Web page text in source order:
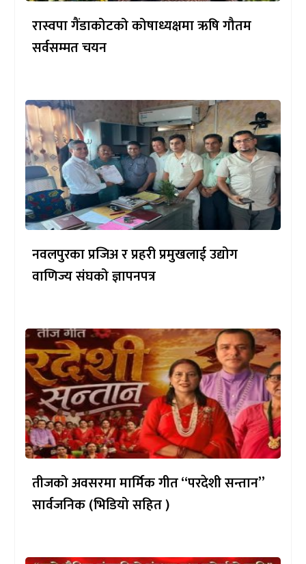
रास्वपा गैंडाकोटको कोषाध्यक्षमा ऋषि गौतम
सर्वसम्मत चयन
नवलपुरका प्रजिअ र प्रहरी प्रमुखलाई उद्योग
वाणिज्य संघको ज्ञापनपत्र
तीजको अवसरमा मार्मिक गीत “परदेशी सन्तान”
सार्वजनिक (भिडियो सहित )